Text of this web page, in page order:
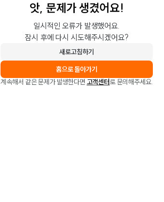
앗, 문제가 생겼어요!
일시적인 오류가 발생했어요.
잠시 후에 다시 시도해주시겠어요?
새로고침하기
홈으로 돌아가기
계속해서 같은 문제가 발생한다면 고객센터로 문의해주세요.